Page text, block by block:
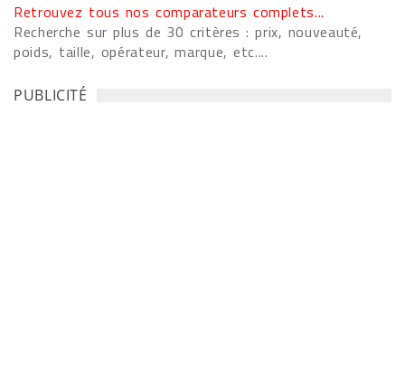
Retrouvez tous nos comparateurs complets...
Recherche sur plus de 30 critères : prix, nouveauté,
poids, taille, opérateur, marque, etc....
PUBLICITÉ